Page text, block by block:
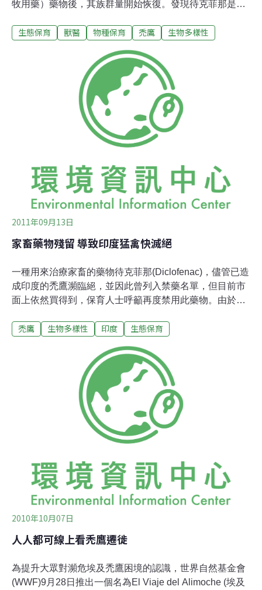
牧用藥）藥物後，其族群量開始恢復。發現待克菲那是造
族群量降低的元凶後，2006年起南亞禁止獸醫使用該藥
於生病的牛等牲畜的消炎。當這些牲畜屍體被棄置野外讓
禿鷹來清除後，導致成千上萬的禿鷹死於腎功能衰竭。造
成曾經非常普遍的長嘴禿鷹名列於IUCN極度瀕危名單中4
種亞洲物種之一。由游隼基金會（Peregrine Fund）所做
的新研究結果顯示，2008年，也就是禁止使用待克菲那後
兩年，巴基斯坦研究區內的長嘴禿鷹繁殖群增加了52%。
這份發表在鳥類保育國際期刊（Bird Conservation
令造成了族群量的上升，這是自
生態保育 獸醫 物種保育 禿鷹 生物多樣性
2011年09月13日
家畜藥物殘留 導致印度猛禽快滅絕
一種用來治療家畜的藥物待克菲那(Diclofenac)，儘管已造
成印度的禿鷹瀕臨絕，並因此曾列入禁藥名單，但目前市
面上依然買得到，保育人士呼籲再度禁用此藥物。由於此
用投經此藥物治療的家畜屍體後，便死於腎衰竭。由英國
主導的研究報告中，發現超過三分之一的印度藥房仍舊在
販賣待克菲那，其即為一種非類固醇的抗炎藥物，不但可
使用在人類身上，農夫同樣也用在家畜治療上。刊登在
Oryx期刊上的研究報告發現，有的待克菲那是配製用於動
物治療，而自從印度、巴基斯坦和尼泊爾政府禁止使用此
藥後，仍被非法配製使用。英國皇家鳥類保育協會表示此
份研究，主要在檢視2006年印度禁止使用此藥物以及在
嘴禿鷹和細嘴禿鷹的存活數量仍舊十分危險。白背禿鷹的
數量自19
禿鷹 生物多樣性 印度 生態保育
2010年10月07日
人人都可線上看禿鷹遷徙
為提升大眾對瀕危埃及禿鷹困境的認識，世界自然基金會
(WWF)9月28日推出一個名為El Viaje del Alimoche (埃及